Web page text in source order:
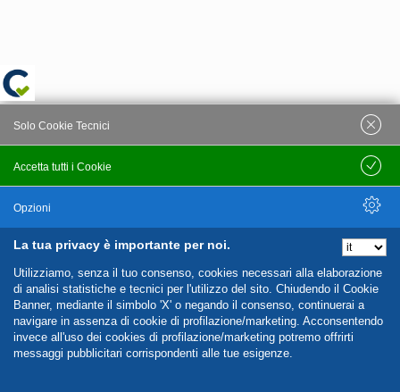
La tua privacy è importante per noi.
Utilizziamo, senza il tuo consenso, cookies necessari alla elaborazione
di analisi statistiche e tecnici per l'utilizzo del sito. Chiudendo il Cookie
Banner, mediante il simbolo 'X' o negando il consenso, continuerai a
navigare in assenza di cookie di profilazione/marketing. Acconsentendo
invece all'uso dei cookies di profilazione/marketing potremo offrirti
messaggi pubblicitari corrispondenti alle tue esigenze.
Accetta tutti i Cookie
Solo Cookie Tecnici
Salva
Opzioni
Nascondi Opzioni